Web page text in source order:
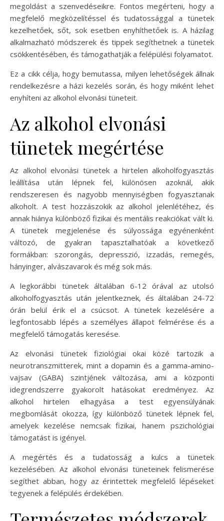
megoldást a szenvedéseikre. Fontos megérteni, hogy a
megfelelő megközelítéssel és tudatossággal a tünetek
kezelhetőek, sőt, sok esetben enyhíthetőek is. A házilag
alkalmazható módszerek és tippek segíthetnek a tünetek
csökkentésében, és támogathatják a felépülési folyamatot.
Ez a cikk célja, hogy bemutassa, milyen lehetőségek állnak
rendelkezésre a házi kezelés során, és hogy miként lehet
enyhíteni az alkohol elvonási tüneteit.
Az alkohol elvonási
tünetek megértése
Az alkohol elvonási tünetek a hirtelen alkoholfogyasztás
leállítása után lépnek fel, különösen azoknál, akik
rendszeresen és nagyobb mennyiségben fogyasztanak
alkoholt. A test hozzászokik az alkohol jelenlétéhez, és
annak hiánya különböző fizikai és mentális reakciókat vált ki.
A tünetek megjelenése és súlyossága egyénenként
változó, de gyakran tapasztalhatóak a következő
formákban: szorongás, depresszió, izzadás, remegés,
hányinger, alvászavarok és még sok más.
A legkorábbi tünetek általában 6-12 órával az utolsó
alkoholfogyasztás után jelentkeznek, és általában 24-72
órán belül érik el a csúcsot. A tünetek kezelésére a
legfontosabb lépés a személyes állapot felmérése és a
megfelelő támogatás keresése.
Az elvonási tünetek fiziológiai okai közé tartozik a
neurotranszmitterek, mint a dopamin és a gamma-amino-
vajsav (GABA) szintjének változása, ami a központi
idegrendszerre gyakorolt hatásokat eredményez. Az
alkohol hirtelen elhagyása a test egyensúlyának
megbomlását okozza, így különböző tünetek lépnek fel,
amelyek kezelése nemcsak fizikai, hanem pszichológiai
támogatást is igényel.
A megértés és a tudatosság a kulcs a tünetek
kezelésében. Az alkohol elvonási tüneteinek felismerése
segíthet abban, hogy az érintettek megfelelő lépéseket
tegyenek a felépülés érdekében.